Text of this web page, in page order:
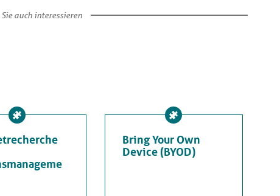
auch interessieren
Bring Your Own
Device (BYOD)